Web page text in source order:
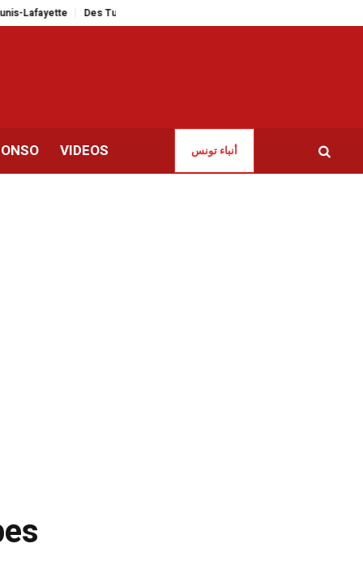
Des Tunisiens à l’étranger dénoncent «la dégradation des libertés et
VIDEOS أنباء تونس